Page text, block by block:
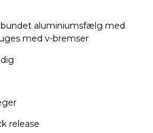
aluminiumsfælg med
med v-bremser
release